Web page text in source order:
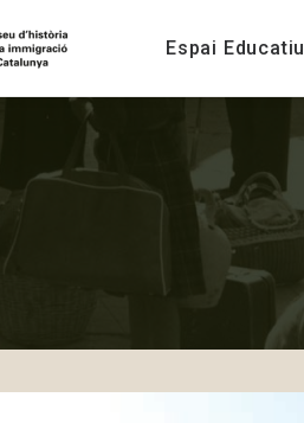
Espai Educatiu